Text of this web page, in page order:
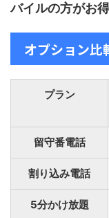
バイルの方がお
オプション比
プラン
留守番電話
割り込み電話
5分かけ放題